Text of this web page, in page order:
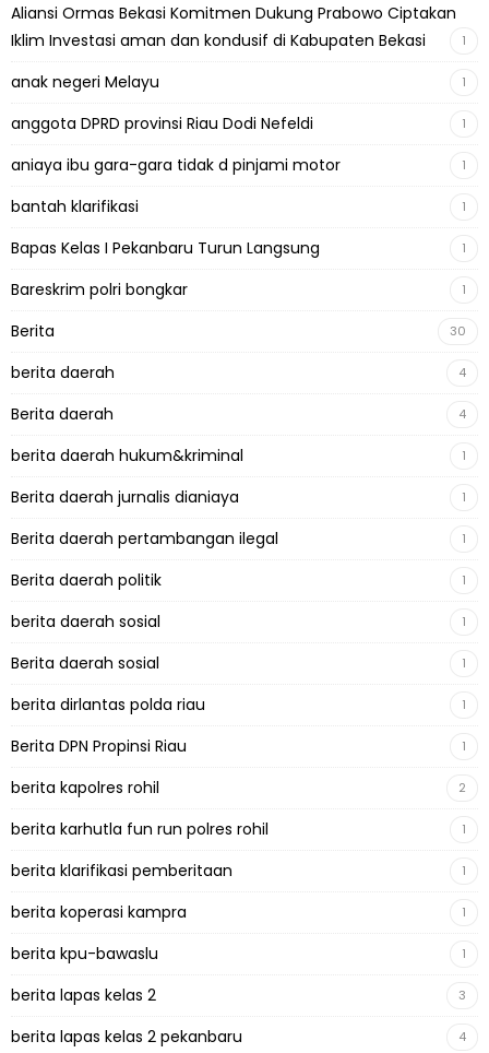
Aliansi Ormas Bekasi Komitmen Dukung Prabowo Ciptakan
Iklim Investasi aman dan kondusif di Kabupaten Bekasi
1
anak negeri Melayu 1
anggota DPRD provinsi Riau Dodi Nefeldi 1
aniaya ibu gara-gara tidak d pinjami motor 1
bantah klarifikasi 1
Bapas Kelas I Pekanbaru Turun Langsung 1
Bareskrim polri bongkar 1
Berita 30
berita daerah 4
Berita daerah 4
berita daerah hukum&kriminal 1
Berita daerah jurnalis dianiaya 1
Berita daerah pertambangan ilegal 1
Berita daerah politik 1
berita daerah sosial 1
Berita daerah sosial 1
berita dirlantas polda riau 1
Berita DPN Propinsi Riau 1
berita kapolres rohil 2
berita karhutla fun run polres rohil 1
berita klarifikasi pemberitaan 1
berita koperasi kampra 1
berita kpu-bawaslu 1
berita lapas kelas 2 3
berita lapas kelas 2 pekanbaru 4